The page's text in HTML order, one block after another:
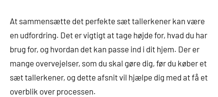
At sammensætte det perfekte sæt tallerkener kan være
en udfordring. Det er vigtigt at tage højde for, hvad du har
brug for, og hvordan det kan passe ind i dit hjem. Der er
mange overvejelser, som du skal gøre dig, før du køber et
sæt tallerkener, og dette afsnit vil hjælpe dig med at få et
overblik over processen.